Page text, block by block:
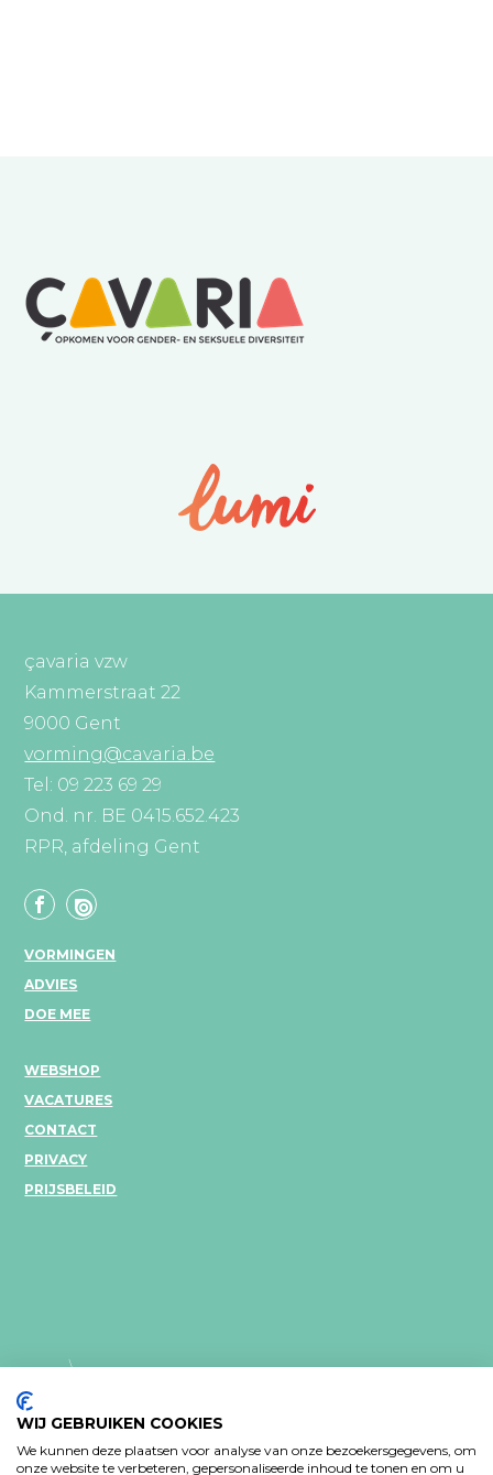
çavaria vzw
Kammerstraat 22
9000 Gent
vorming@cavaria.be
Tel: 09 223 69 29
Ond. nr. BE 0415.652.423
RPR, afdeling Gent
VORMINGEN
ADVIES
DOE MEE
WEBSHOP
VACATURES
CONTACT
PRIVACY
PRIJSBELEID
WIJ GEBRUIKEN COOKIES
We kunnen deze plaatsen voor analyse van onze bezoekersgegevens, om
onze website te verbeteren, gepersonaliseerde inhoud te tonen en om u